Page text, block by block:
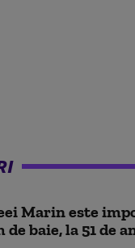
Marin este
baie, la 51 de